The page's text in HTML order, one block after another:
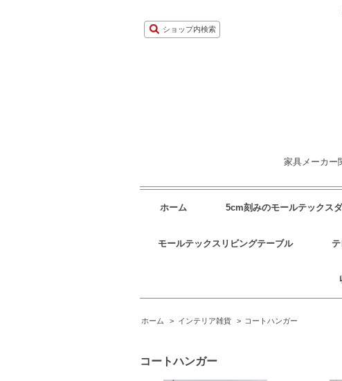
ショップ内検索
家具メーカー
ホーム 5cm刻みのモールテックス
モールテックスリビングテーブル
ホーム > インテリア雑貨 > コートハンガー
コートハンガー